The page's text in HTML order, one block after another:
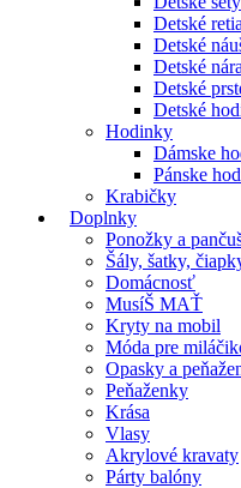
Detské
Detské
Detské
Detské
Detské
Hodinky
Dámske
Pánske
Krabičky
Doplnky
Ponožky a
Šály, šatky,
Domácnosť
MusíŠ MAŤ
Kryty na mobil
Móda pre
Opasky a
Peňaženky
Krása
Vlasy
Akrylové kravaty
Párty balóny